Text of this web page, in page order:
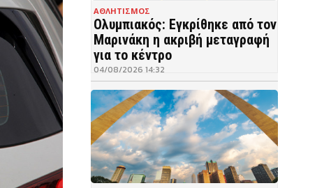
ΑΘΛΗΤΙΣΜΟΣ
Ολυμπιακός: Εγκρίθηκε από τον
Μαρινάκη η ακριβή μεταγραφή
για το κέντρο
04/08/2026 14:32